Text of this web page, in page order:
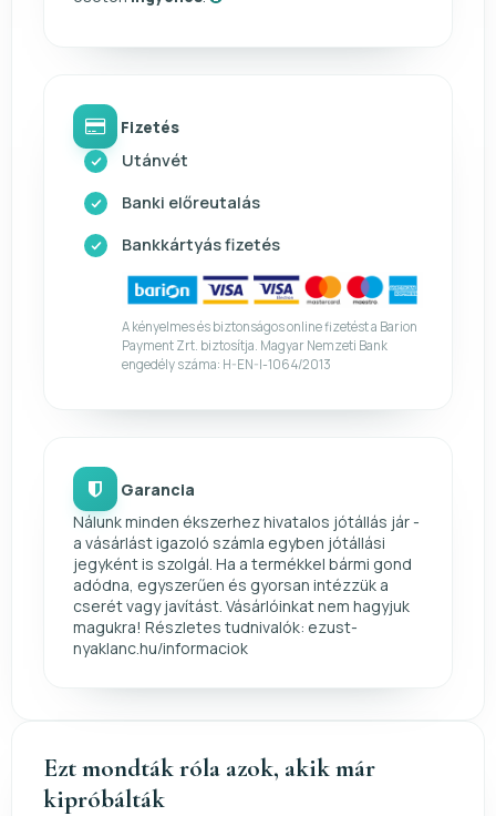
Fizetés
Utánvét
Banki előreutalás
Bankkártyás fizetés
A kényelmes és biztonságos online fizetést a Barion
Payment Zrt. biztosítja. Magyar Nemzeti Bank
engedély száma: H-EN-I-1064/2013
Garancia
Nálunk minden ékszerhez hivatalos jótállás jár -
a vásárlást igazoló számla egyben jótállási
jegyként is szolgál. Ha a termékkel bármi gond
adódna, egyszerűen és gyorsan intézzük a
cserét vagy javítást. Vásárlóinkat nem hagyjuk
magukra! Részletes tudnivalók: ezust-
nyaklanc.hu/informaciok
Ezt mondták róla azok, akik már
kipróbálták